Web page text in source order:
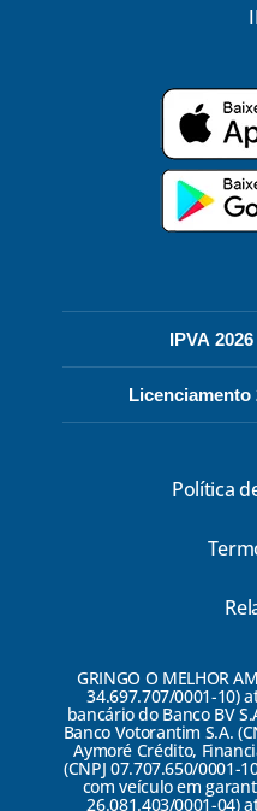
IPVA
Licenciamento
Política
GRINGO O MELHOR
34.697.707/0001-10)
bancário do Banco BV
Banco Votorantim S.A.
Aymoré Crédito,
(CNPJ 07.707.650/0001-
com veículo em
26.081.403/0001-04)